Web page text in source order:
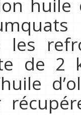
les
de 2